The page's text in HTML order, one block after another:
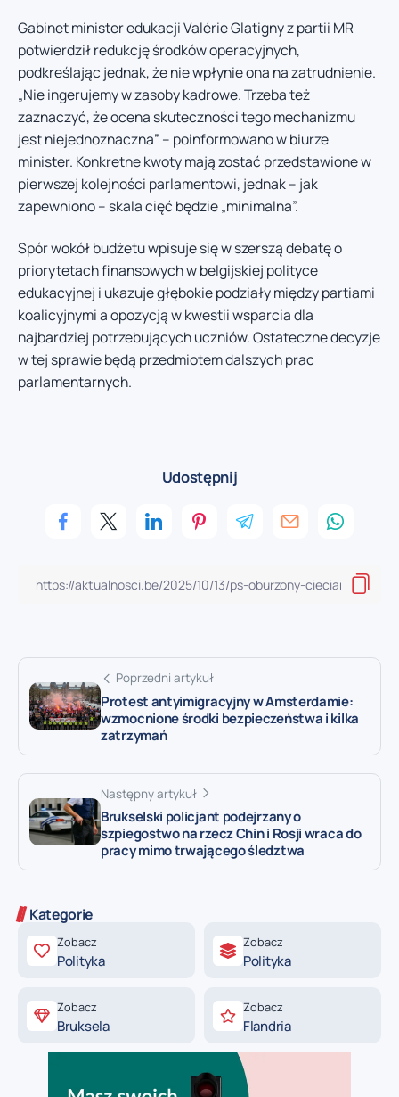
Gabinet minister edukacji Valérie Glatigny z partii MR
potwierdził redukcję środków operacyjnych,
podkreślając jednak, że nie wpłynie ona na zatrudnienie.
„Nie ingerujemy w zasoby kadrowe. Trzeba też
zaznaczyć, że ocena skuteczności tego mechanizmu
jest niejednoznaczna” – poinformowano w biurze
minister. Konkretne kwoty mają zostać przedstawione w
pierwszej kolejności parlamentowi, jednak – jak
zapewniono – skala cięć będzie „minimalna”.
Spór wokół budżetu wpisuje się w szerszą debatę o
priorytetach finansowych w belgijskiej polityce
edukacyjnej i ukazuje głębokie podziały między partiami
koalicyjnymi a opozycją w kwestii wsparcia dla
najbardziej potrzebujących uczniów. Ostateczne decyzje
w tej sprawie będą przedmiotem dalszych prac
parlamentarnych.
Udostępnij
Poprzedni artykuł
Protest antyimigracyjny w Amsterdamie:
wzmocnione środki bezpieczeństwa i kilka
zatrzymań
Następny artykuł
Brukselski policjant podejrzany o
szpiegostwo na rzecz Chin i Rosji wraca do
pracy mimo trwającego śledztwa
Kategorie
Zobacz
Polityka
Zobacz
Polityka
Zobacz
Bruksela
Zobacz
Flandria